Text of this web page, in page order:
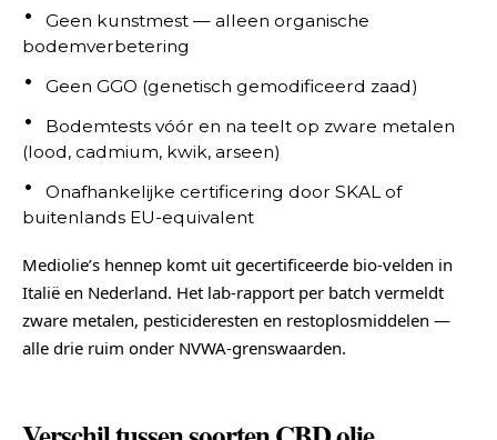
Geen kunstmest — alleen organische
bodemverbetering
Geen GGO (genetisch gemodificeerd zaad)
Bodemtests vóór en na teelt op zware metalen
(lood, cadmium, kwik, arseen)
Onafhankelijke certificering door SKAL of
buitenlands EU-equivalent
Mediolie’s hennep komt uit gecertificeerde bio-velden in
Italië en Nederland. Het lab-rapport per batch vermeldt
zware metalen, pesticideresten en restoplosmiddelen —
alle drie ruim onder NVWA-grenswaarden.